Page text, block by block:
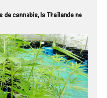
de cannabis, la Thaïlande ne